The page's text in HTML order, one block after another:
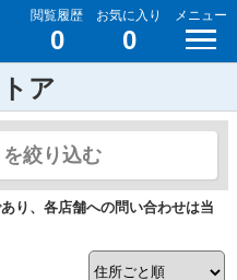
閲覧履歴
0
お気に入り
0
メニュー
ア
絞り込む
り、各店舗への問い合わせは当